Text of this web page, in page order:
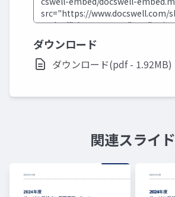
ダウンロード
ダウンロード(pdf - 1.92MB)
関連スライド